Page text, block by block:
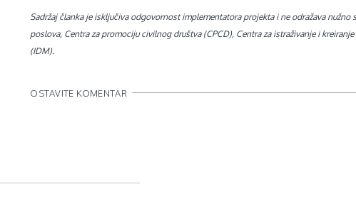
Sadržaj članka je isključiva odgovornost implementatora projekta i ne odražava
poslova, Centra za promociju civilnog društva (CPCD), Centra za istraživanje i
(IDM).
OSTAVITE KOMENTAR